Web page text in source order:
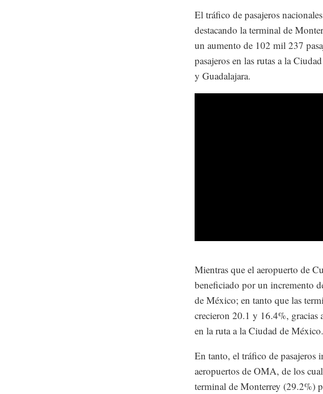
El tráfico de pasajeros
destacando la terminal de
un aumento de 102 mil 237
pasajeros en las rutas a la
y Guadalajara.
Mientras que el aeropuerto de
beneficiado por un incremento
de México; en tanto que las
crecieron 20.1 y 16.4%, gracias
en la ruta a la Ciudad de México.
En tanto, el tráfico de pasajeros
aeropuertos de OMA, de los
terminal de Monterrey (29.2%)